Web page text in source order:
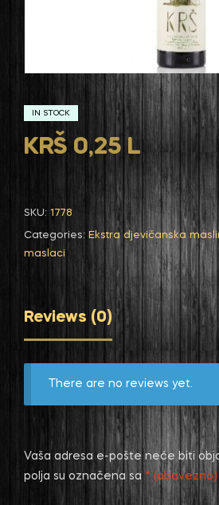
IN STOCK
KRŠ 0,25 L
SKU: 1778
Categories: Ekstra djevičanska
maslaci
Reviews (0)
There are no reviews yet.
Vaša adresa e-pošte neće biti
polja su označena sa * (obavezno)